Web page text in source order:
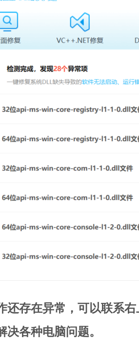
还存在异常，可以联系右
决各种电脑问题。